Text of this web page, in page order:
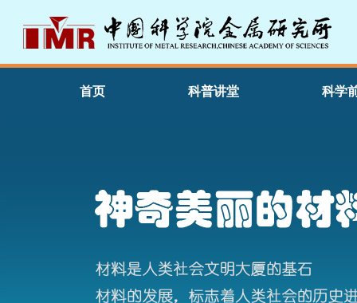
首页 科普讲堂 科学